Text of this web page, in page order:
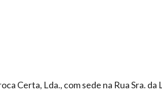
Certa, Lda., com sede na Rua Sra.